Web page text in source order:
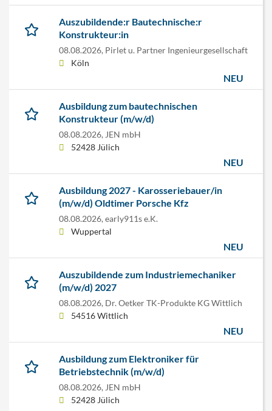
Auszubildende:r Bautechnische:r
Konstrukteur:in
08.08.2026, Pirlet u. Partner Ingenieurgesellschaft
Köln
NEU
Ausbildung zum bautechnischen
Konstrukteur (m/w/d)
08.08.2026, JEN mbH
52428 Jülich
NEU
Ausbildung 2027 - Karosseriebauer/in
(m/w/d) Oldtimer Porsche Kfz
08.08.2026, early911s e.K.
Wuppertal
NEU
Auszubildende zum Industriemechaniker
(m/w/d) 2027
08.08.2026, Dr. Oetker TK-Produkte KG Wittlich
54516 Wittlich
NEU
Ausbildung zum Elektroniker für
Betriebstechnik (m/w/d)
08.08.2026, JEN mbH
52428 Jülich